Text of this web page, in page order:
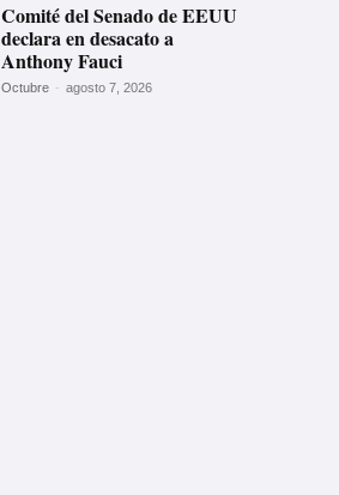
Comité del Senado de EEUU
declara en desacato a
Anthony Fauci
Octubre - agosto 7, 2026